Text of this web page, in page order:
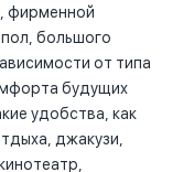
фирменной
большого
от типа
будущих
удобства, как
джакузи,